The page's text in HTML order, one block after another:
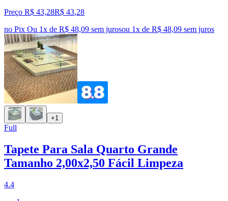
Preço R$ 43,28R$ 43,28
no Pix Ou 1x de R$ 48,09 sem jurosou 1x de R$ 48,09 sem juros
+1
Full
Tapete Para Sala Quarto Grande
Tamanho 2,00x2,50 Fácil Limpeza
4.4